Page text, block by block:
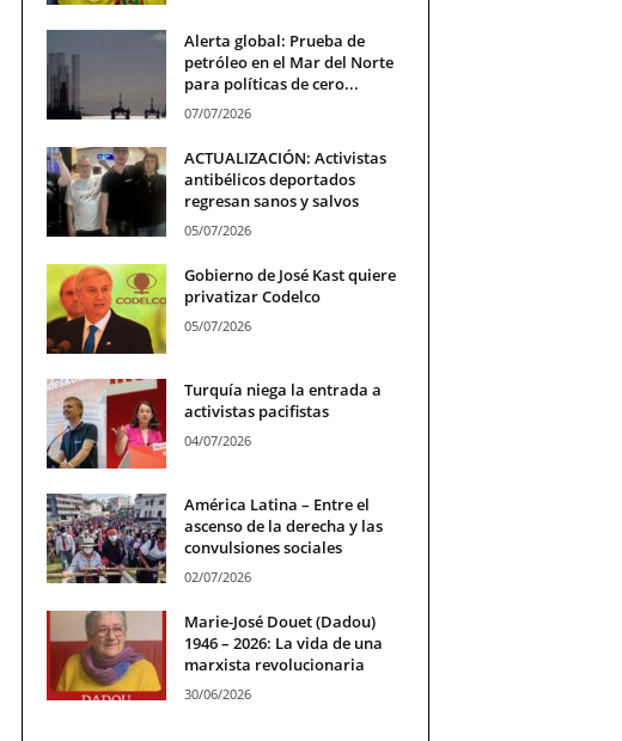
Alerta global: Prueba de
petróleo en el Mar del Norte
para políticas de cero...
07/07/2026
ACTUALIZACIÓN: Activistas
antibélicos deportados
regresan sanos y salvos
05/07/2026
Gobierno de José Kast quiere
privatizar Codelco
05/07/2026
Turquía niega la entrada a
activistas pacifistas
04/07/2026
América Latina – Entre el
ascenso de la derecha y las
convulsiones sociales
02/07/2026
Marie-José Douet (Dadou)
1946 – 2026: La vida de una
marxista revolucionaria
30/06/2026